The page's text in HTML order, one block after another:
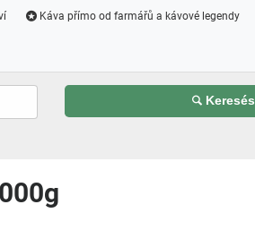
Káva přímo od farmářů a kávové legendy
Keresés